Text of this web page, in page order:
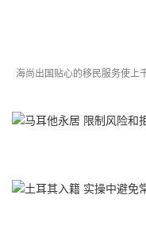
海尚出国贴心的移民服务使上